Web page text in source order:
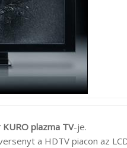
plazma TV-je.
a HDTV piacon az